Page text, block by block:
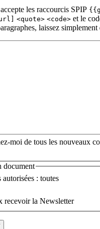
les raccourcis SPIP
<quote> <code> et le
laissez
moi de tous les nouveaux
document
autorisées : toutes
recevoir la Newsletter